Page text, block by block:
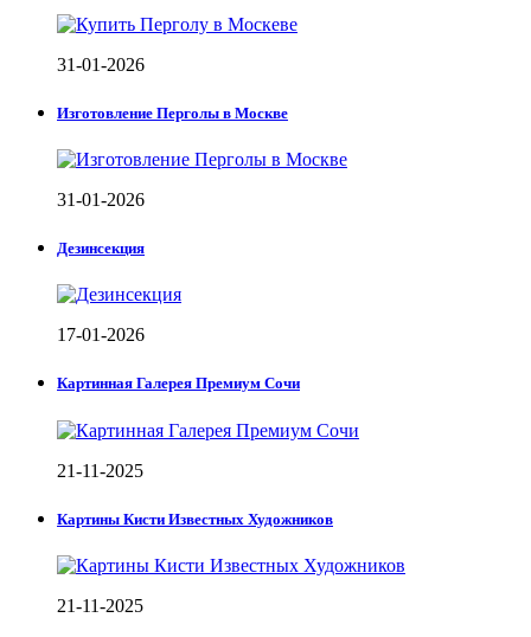
31-01-2026
Изготовление Перголы в Москве
31-01-2026
Дезинсекция
17-01-2026
Картинная Галерея Премиум Сочи
21-11-2025
Картины Кисти Известных Художников
21-11-2025